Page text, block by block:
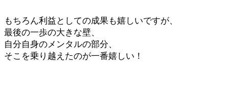
もちろん利益としての成果も嬉しいですが、
最後の一歩の大きな壁、
自分自身のメンタルの部分、
そこを乗り越えたのが一番嬉しい！